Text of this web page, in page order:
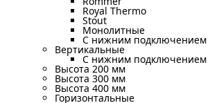
Royal Thermo
Stout
Монолитные
С нижним подключением
Вертикальные
С нижним подключением
Высота 200 мм
Высота 300 мм
Высота 400 мм
Горизонтальные
Royal Thermo
Stout
Монолитные
С нижним подключением
Вертикальные
С нижним подключением
Высота 200 мм
Высота 300 мм
Высота 400 мм
Горизонтальные